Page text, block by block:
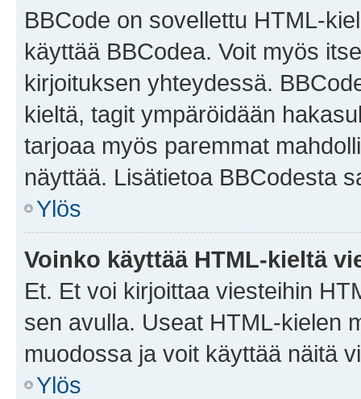
BBCode on sovellettu HTML-
käyttää BBCodea. Voit myös
kirjoituksen yhteydessä.
kieltä, tagit ympäröidään
tarjoaa myös paremmat
näyttää. Lisätietoa BBCodesta
Ylös
Voinko käyttää HTML-kieltä
Et. Et voi kirjoittaa viesteihin
sen avulla. Useat HTML-kielen
muodossa ja voit käyttää näitä
Ylös